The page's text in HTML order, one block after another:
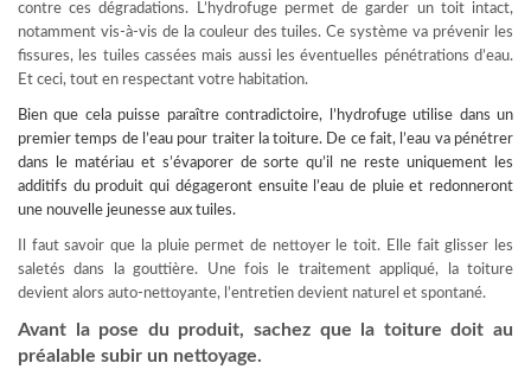
contre ces dégradations. L’hydrofuge permet de garder un toit intact,
notamment vis-à-vis de la couleur des tuiles. Ce système va prévenir les
fissures, les tuiles cassées mais aussi les éventuelles pénétrations d’eau.
Et ceci, tout en respectant votre habitation.
Bien que cela puisse paraître contradictoire, l’hydrofuge utilise dans un
premier temps de l’eau pour traiter la toiture. De ce fait, l’eau va pénétrer
dans le matériau et s’évaporer de sorte qu’il ne reste uniquement les
additifs du produit qui dégageront ensuite l’eau de pluie et redonneront
une nouvelle jeunesse aux tuiles.
Il faut savoir que la pluie permet de nettoyer le toit. Elle fait glisser les
saletés dans la gouttière. Une fois le traitement appliqué, la toiture
devient alors auto-nettoyante, l’entretien devient naturel et spontané.
Avant la pose du produit, sachez que la toiture doit au
préalable subir un nettoyage.